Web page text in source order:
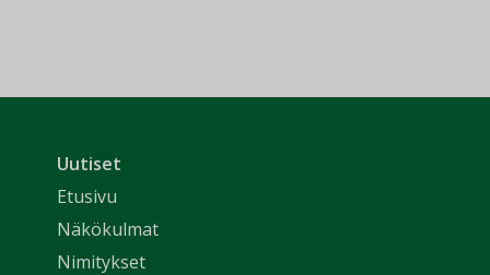
Uutiset
Etusivu
Näkökulmat
Nimitykset